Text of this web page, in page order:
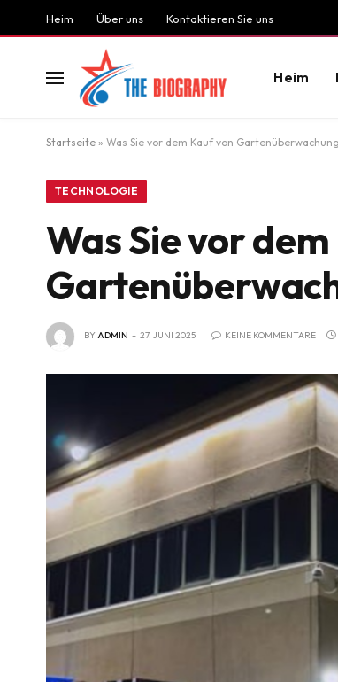
Heim Über uns Kontaktieren Sie uns
Heim
Startseite » Was Sie vor dem Kauf von
TECHNOLOGIE
Was Sie vor
BYADMIN 27. JUNI 2025 KEINE KOMMENTARE